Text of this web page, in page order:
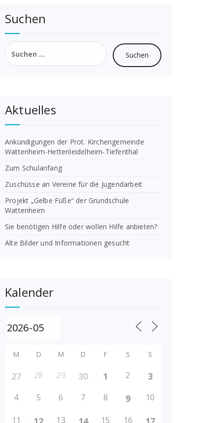
Suchen
Suchen
nach:
Aktuelles
Ankündigungen der Prot. Kirchengemeinde
Wattenheim-Hettenleidelheim-Tiefenthal
Zum Schulanfang
Zuschüsse an Vereine für die Jugendarbeit
Projekt „Gelbe Füße“ der Grundschule
Wattenheim
Sie benötigen Hilfe oder wollen Hilfe anbieten?
Alte Bilder und Informationen gesucht
Kalender
M D M D F S S
27 28 29 30 1 2 3
4 5 6 7 8 9 10
11 13 15 16